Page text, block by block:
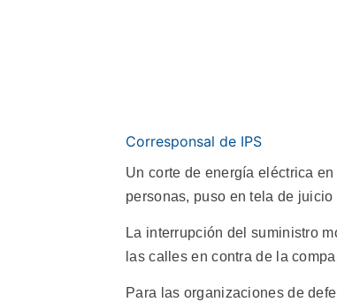
Corresponsal de IPS
Un corte de energía eléctrica
personas, puso en tela de
La interrupción del suministro
las calles en contra de la
Para las organizaciones de